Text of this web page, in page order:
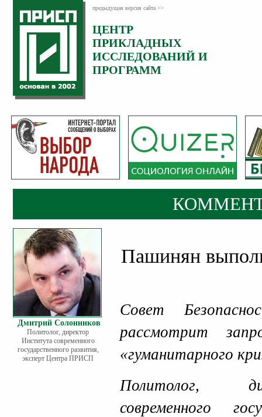
предыдущая версия сайта >>
ЦЕНТР
ПРИКЛАДНЫХ
ИССЛЕДОВАНИЙ И
ПРОГРАММ
Дмитрий Солонников
Политолог, директор
Института современного
государственного развития,
эксперт Центра ПРИСП
Пашинян
Совет
рассмотрит
«гуманитарного
Политолог,
современного
Категория:
Комментарии